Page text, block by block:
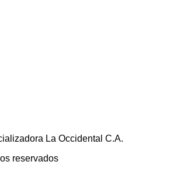
La Occidental C.A.
reservados